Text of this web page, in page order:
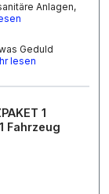
Anlagen,
Geduld
lesen
1
Fahrzeug